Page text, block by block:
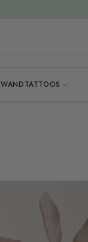
WANDTATTOOS